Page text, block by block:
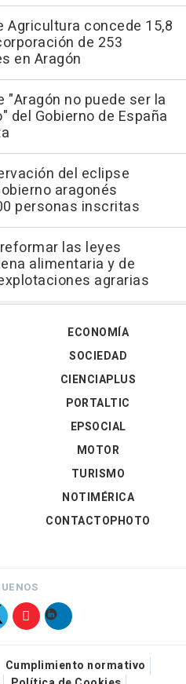
Agricultura concede 15,8
de 253
en Aragón
"Aragón no puede ser la
del Gobierno de España
del eclipse
aragonés
personas inscritas
las leyes
alimentaria y de
agrarias
ECONOMÍA
SOCIEDAD
CIENCIAPLUS
PORTALTIC
EPSOCIAL
MOTOR
TURISMO
NOTIMÉRICA
CONTACTOPHOTO
Cumplimiento normativo